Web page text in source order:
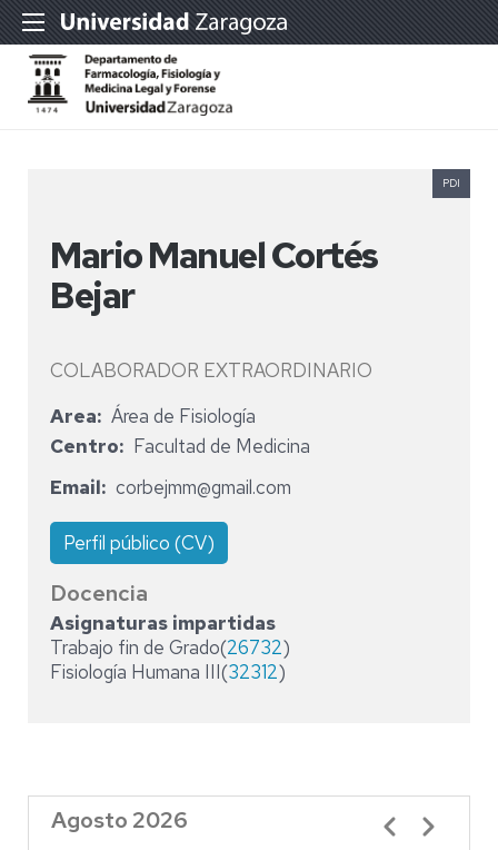
Mario Manuel Cortés
Bejar
COLABORADOR EXTRAORDINARIO
PDI
Area
Área de Fisiología
Centro
Facultad de Medicina
Email
corbejmm@gmail.com
Perfil público (CV)
Docencia
Asignaturas impartidas
Trabajo fin de Grado(26732)
Fisiología Humana III(32312)
Agosto 2026 Paginación